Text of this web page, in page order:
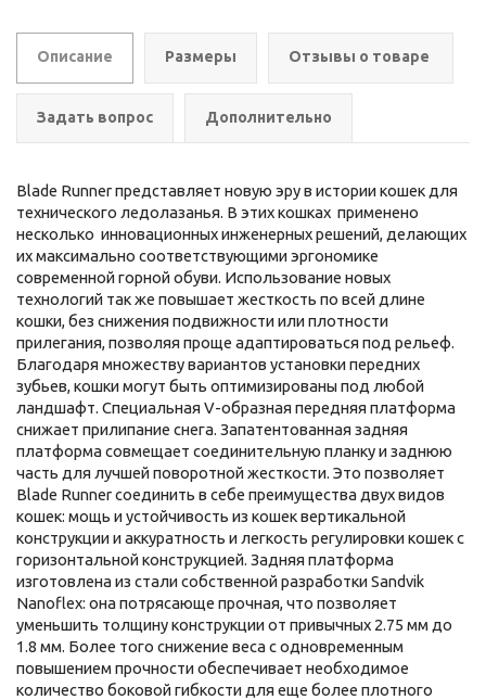
Описание Размеры Отзывы о товаре
Задать вопрос Дополнительно
Blade Runner представляет новую эру в истории кошек для
технического ледолазанья. В этих кошках применено
несколько инновационных инженерных решений, делающих
их максимально соответствующими эргономике
современной горной обуви. Использование новых
технологий так же повышает жесткость по всей длине
кошки, без снижения подвижности или плотности
прилегания, позволяя проще адаптироваться под рельеф.
Благодаря множеству вариантов установки передних
зубьев, кошки могут быть оптимизированы под любой
ландшафт. Специальная V-образная передняя платформа
снижает прилипание снега. Запатентованная задняя
платформа совмещает соединительную планку и заднюю
часть для лучшей поворотной жесткости. Это позволяет
Blade Runner соединить в себе преимущества двух видов
кошек: мощь и устойчивость из кошек вертикальной
конструкции и аккуратность и легкость регулировки кошек с
горизонтальной конструкцией. Задняя платформа
изготовлена из стали собственной разработки Sandvik
Nanoflex: она потрясающе прочная, что позволяет
уменьшить толщину конструкции от привычных 2.75 мм до
1.8 мм. Более того снижение веса с одновременным
повышением прочности обеспечивает необходимое
количество боковой гибкости для еще более плотного